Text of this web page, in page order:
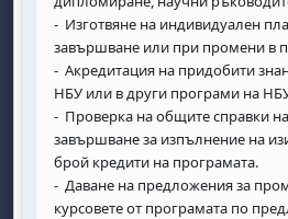
- Изготвяне на индивидуален
завършване или при промени в
- Акредитация на придобити
НБУ или в други програми на
- Проверка на общите справки
завършване за изпълнение на
брой кредити на програмата.
- Даване на предложения за
курсовете от програмата по